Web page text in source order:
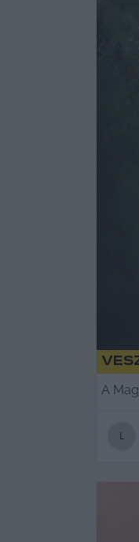
A
L